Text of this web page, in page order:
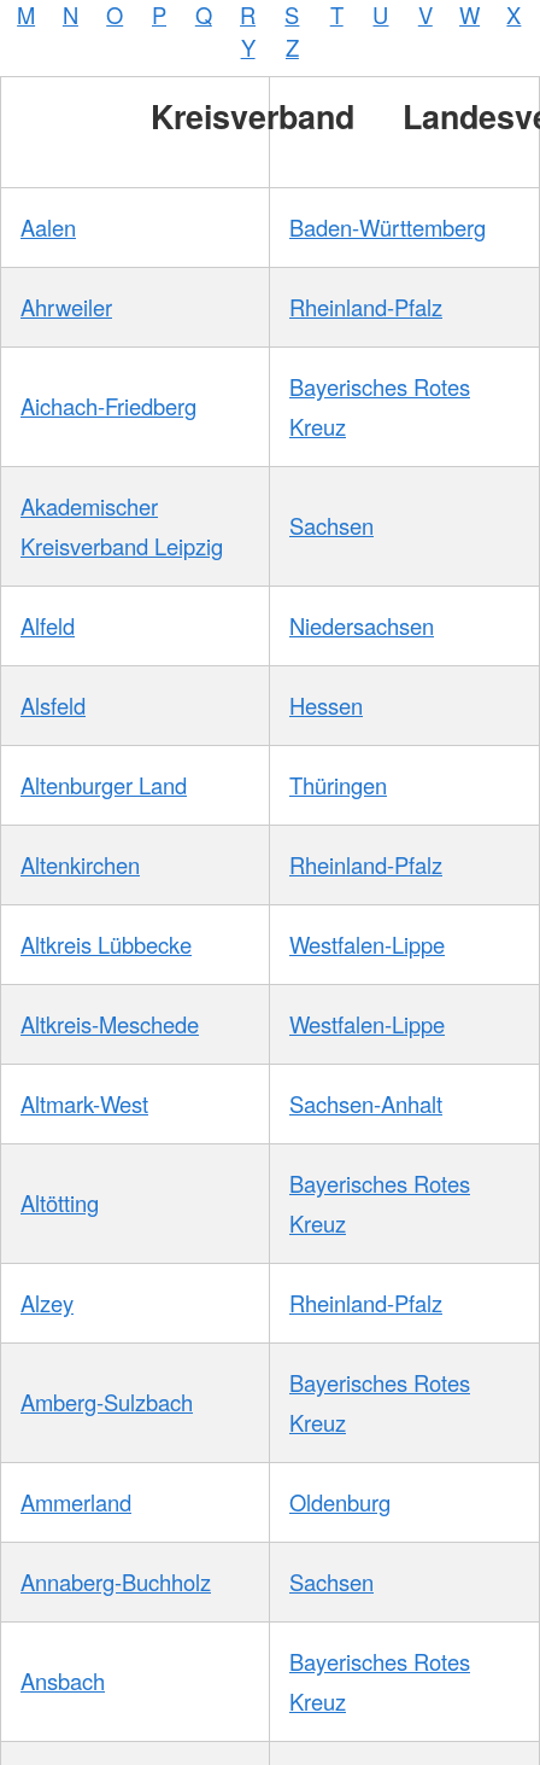
M
N O P Q R S T U V W
X
Y
Z
Kreisverband
Aalen Baden-Württemberg
Ahrweiler Rheinland-Pfalz
Aichach-Friedberg
Bayerisches Rotes
Kreuz
Akademischer
Kreisverband Leipzig
Sachsen
Alfeld Niedersachsen
Alsfeld Hessen
Altenburger Land Thüringen
Altenkirchen Rheinland-Pfalz
Altkreis Lübbecke Westfalen-Lippe
Altkreis-Meschede Westfalen-Lippe
Altmark-West Sachsen-Anhalt
Altötting
Bayerisches Rotes
Kreuz
Alzey Rheinland-Pfalz
Amberg-Sulzbach
Bayerisches Rotes
Kreuz
Ammerland Oldenburg
Annaberg-Buchholz Sachsen
Ansbach
Bayerisches Rotes
Kreuz